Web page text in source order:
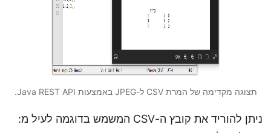
תצוגה מקדימה של המרת CSV ל-JPEG באמצעות Java REST API.
ניתן להוריד את קובץ ה-CSV המשמש בדוגמה לעיל מ: